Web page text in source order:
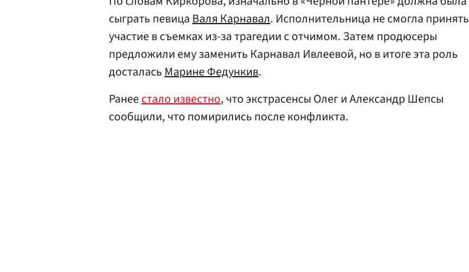
сыграть певицаВаля Карнавал. Исполнительница не смогла принять
участие в съемках из-за трагедии с отчимом. Затем продюсеры
предложили ему заменить Карнавал Ивлеевой, но в итоге эта роль
досталасьМарине Федункив.
Ранеестало известно, что экстрасенсы Олег и Александр Шепсы
сообщили, что помирились после конфликта.